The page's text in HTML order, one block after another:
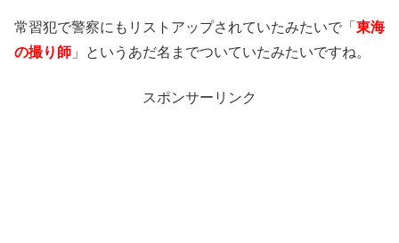
常習犯で警察にもリストアップされていたみたいで「 東海
の撮り師 」というあだ名までついていたみたいですね。
スポンサーリンク